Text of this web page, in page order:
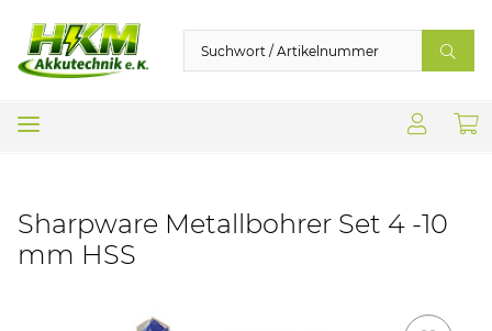
Sharpware Metallbohrer Set 4 -10
mm HSS